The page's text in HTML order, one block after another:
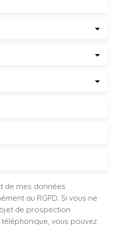
de mes données
au RGPD. Si vous ne
de prospection
vous pouvez